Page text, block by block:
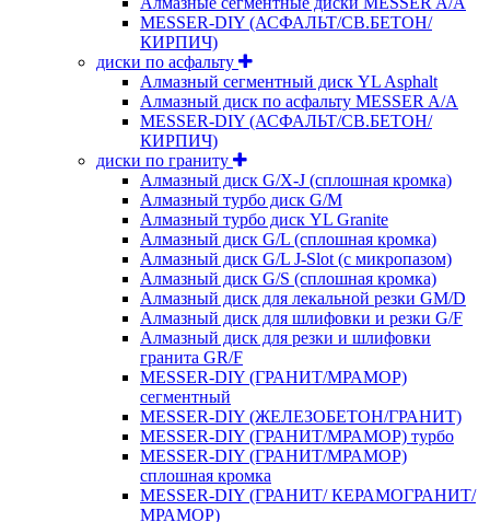
MESSER-DIY (АСФАЛЬТ/СВ.БЕТОН/
КИРПИЧ)
диски по асфальту
Алмазный сегментный диск YL Asphalt
Алмазный диск по асфальту MESSER A/A
MESSER-DIY (АСФАЛЬТ/СВ.БЕТОН/
КИРПИЧ)
диски по граниту
Алмазный диск G/X-J (сплошная кромка)
Алмазный турбо диск G/M
Алмазный турбо диск YL Granite
Алмазный диск G/L (сплошная кромка)
Алмазный диск G/L J-Slot (с микропазом)
Алмазный диск G/S (сплошная кромка)
Алмазный диск для лекальной резки GM/D
Алмазный диск для шлифовки и резки G/F
Алмазный диск для резки и шлифовки
гранита GR/F
MESSER-DIY (ГРАНИТ/МРАМОР)
сегментный
MESSER-DIY (ЖЕЛЕЗОБЕТОН/ГРАНИТ)
MESSER-DIY (ГРАНИТ/МРАМОР) турбо
MESSER-DIY (ГРАНИТ/МРАМОР)
сплошная кромка
MESSER-DIY (ГРАНИТ/ КЕРАМОГРАНИТ/
МРАМОР)